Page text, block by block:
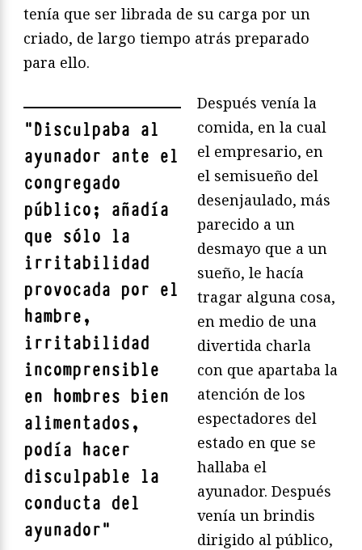
tenía que ser librada de su carga por un
criado, de largo tiempo atrás preparado
para ello.
"Disculpaba al
ayunador ante el
congregado
público; añadía
que sólo la
irritabilidad
provocada por el
hambre,
irritabilidad
incomprensible
en hombres bien
alimentados,
podía hacer
disculpable la
conducta del
ayunador"
Después venía la
comida, en la cual
el empresario, en
el semisueño del
desenjaulado, más
parecido a un
desmayo que a un
sueño, le hacía
tragar alguna cosa,
en medio de una
divertida charla
con que apartaba la
atención de los
espectadores del
estado en que se
hallaba el
ayunador. Después
venía un brindis
dirigido al público,